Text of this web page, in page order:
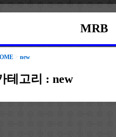
MRB
> new
테고리 : new